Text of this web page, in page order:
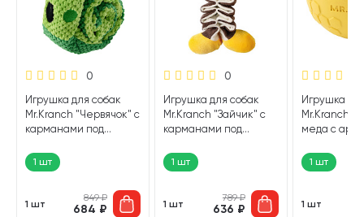
0
Игрушка для собак
Mr.Kranch "Червячок" с
карманами под
х 3 х 8,5 см (1 шт)
1 шт
1 шт
849₽
684 ₽
0
Игрушка для собак
Mr.Kranch "Зайчик" с
карманами под
(1 шт)
1 шт
1 шт
789₽
636 ₽
Игрушка
Mr.Kranch
меда с
(1 шт)
1 шт
1 шт